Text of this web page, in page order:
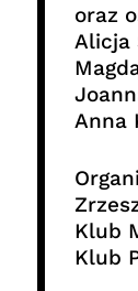
oraz
Alicja
Anna
Klub
Klub